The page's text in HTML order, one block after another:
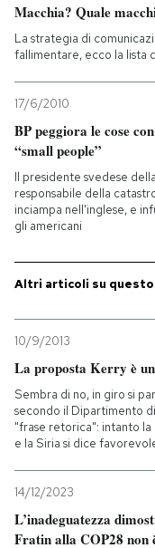
SHOP
CALENDARIO
AREA PERSONALE
Entra
Macchia? Quale
La strategia di
fallimentare, ecco la lista
17/6/2010
BP peggiora le cose
“small people”
Il presidente svedese
responsabile della
inciampa nell'inglese, e
gli americani
Altri articoli su
10/9/2013
La proposta Kerry è
Sembra di no, in giro si
secondo il Dipartimento
"frase retorica": intanto la
e la Siria si dice
14/12/2023
L’inadeguatezza
Fratin alla COP28 non